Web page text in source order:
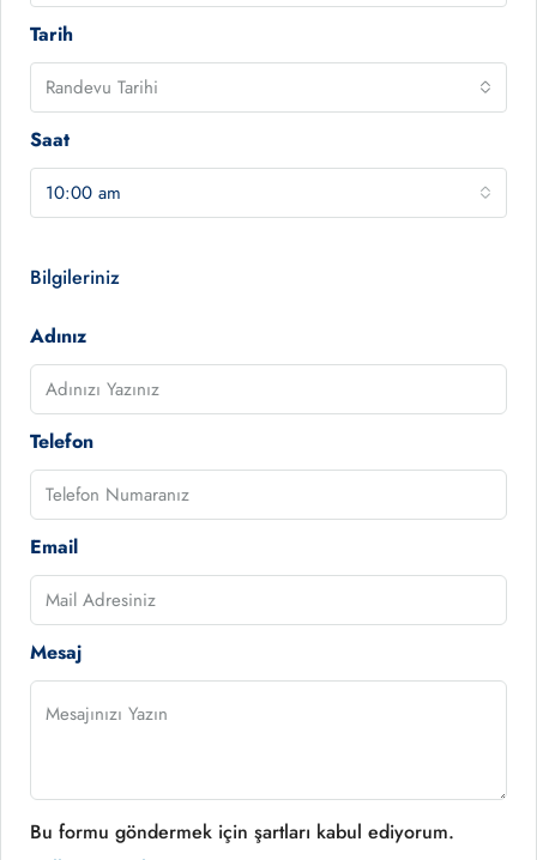
Tarih
Randevu Tarihi
Saat
10:00 am
Bilgileriniz
Adınız
Telefon
Email
Mesaj
Bu formu göndermek için şartları kabul ediyorum.